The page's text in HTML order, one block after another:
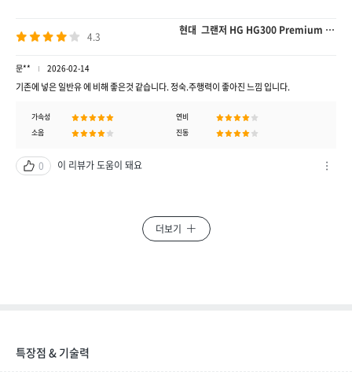
4.3 현대 그랜저 HG HG300 Premium A/T 그랜저
문** 2026-02-14
기존에 넣은 일반유 에 비해 좋은것 같습니다. 정숙.주행력이 좋아진 느낌 입니다.
가속성
연비
소음
진동
0 이 리뷰가 도움이 돼요
차
더보기
특장점 & 기술력